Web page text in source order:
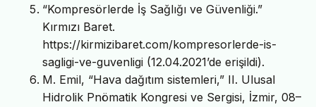
“Kompresörlerde İş Sağlığı ve Güvenliği.”
Kırmızı Baret.
https://kirmizibaret.com/kompresorlerde-is-
sagligi-ve-guvenligi (12.04.2021’de erişildi).
M. Emil, “Hava dağıtım sistemleri,” II. Ulusal
Hidrolik Pnömatik Kongresi ve Sergisi, İzmir, 08–